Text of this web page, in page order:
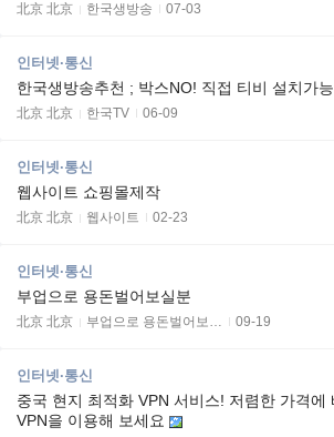
北京 北京 한국생방송 07-03
인터넷·통신
한국생방송추천 ; 박스NO! 직접 티비 설치가능
北京 北京 한국TV 06-09
인터넷·통신
웹사이트 쇼핑몰제작
北京 北京 웹사이트 02-23
인터넷·통신
부업으로 용돈벌어보실분
北京 北京 부업으로 용돈벌어보… 09-19
인터넷·통신
중국 현지 최적화 VPN 서비스! 저렴한 가격에 빠른 속도의
VPN을 이용해 보세요